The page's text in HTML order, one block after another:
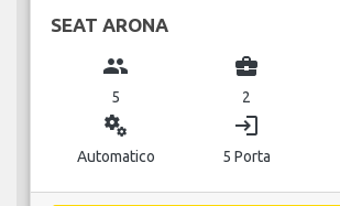
SEAT ARONA
group
5
business_center
2
miscellaneous_services
Automatico
login
5 Porta